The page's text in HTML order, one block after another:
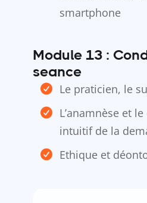
smartphone
Module 13 :
seance
Le praticien, le
L’anamnèse et
intuitif de la
Ethique et